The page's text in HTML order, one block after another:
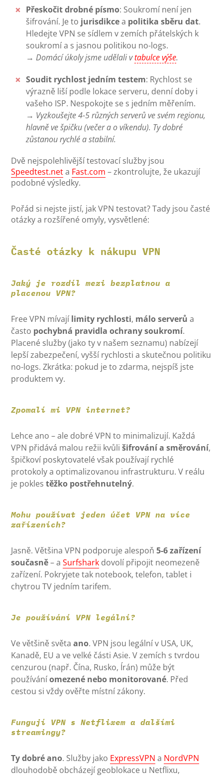
Přeskočit drobné písmo: Soukromí není jen
šifrování. Je to jurisdikcea politika sběru dat.
Hledejte VPN se sídlem v zemích přátelských k
soukromí a s jasnou politikou no-logs.
→ Domácí úkoly jsme udělali vtabulce výše.
Soudit rychlost jedním testem: Rychlost se
výrazně liší podle lokace serveru, denní doby i
vašeho ISP. Nespokojte se s jedním měřením.
→ Vyzkoušejte 4-5 různých serverů ve svém regionu,
hlavně ve špičku (večer a o víkendu). Ty dobré
zůstanou rychlé a stabilní.
Dvě nejspolehlivější testovací služby jsou
Speedtest.neta Fast.com – zkontrolujte, že ukazují
podobné výsledky.
Pořád si nejste jistí, jak VPN testovat? Tady jsou časté
otázky a rozšířené omyly, vysvětlené:
Časté otázky k nákupu VPN
Jaký je rozdíl mezi bezplatnou a
placenou VPN?
Free VPN mívají limity rychlosti, málo serverů a
často pochybná pravidla ochrany soukromí.
Placené služby (jako ty v našem seznamu) nabízejí
lepší zabezpečení, vyšší rychlosti a skutečnou politiku
no-logs. Zkrátka: pokud je to zdarma, nejspíš jste
produktem vy.
Zpomalí mi VPN internet?
Lehce ano – ale dobré VPN to minimalizují. Každá
VPN přidává malou režii kvůlišifrování a směrování,
špičkoví poskytovatelé však používají rychlé
protokoly a optimalizovanou infrastrukturu. V reálu
je poklestěžko postřehnutelný.
Mohu používat jeden účet VPN na více
zařízeních?
Jasně. Většina VPN podporuje alespoň5-6 zařízení
současně– aSurfshark dovolí připojit neomezeně
zařízení. Pokryjete tak notebook, telefon, tablet i
chytrou TV jedním tarifem.
Je používání VPN legální?
Ve většině světaano. VPN jsou legální v USA, UK,
Kanadě, EU a ve velké části Asie. V zemích s tvrdou
cenzurou (např. Čína, Rusko, Írán) může být
používáníomezené nebo monitorované. Před
cestou si vždy ověřte místní zákony.
Fungují VPN s Netflixem a dalšími
streamingy?
Ty dobré ano. Služby jako ExpressVPN a NordVPN
dlouhodobě obcházejí geoblokace u Netflixu,